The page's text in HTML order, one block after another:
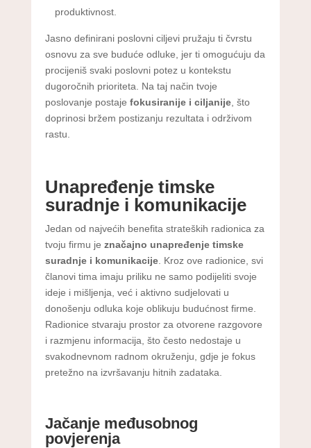
produktivnost.
Jasno definirani poslovni ciljevi pružaju ti čvrstu
osnovu za sve buduće odluke, jer ti omogućuju da
procijeniš svaki poslovni potez u kontekstu
dugoročnih prioriteta. Na taj način tvoje
poslovanje postaje fokusiranije i ciljanije, što
doprinosi bržem postizanju rezultata i održivom
rastu.
Unapređenje timske
suradnje i komunikacije
Jedan od najvećih benefita strateških radionica za
tvoju firmu je značajno unapređenje timske
suradnje i komunikacije. Kroz ove radionice, svi
članovi tima imaju priliku ne samo podijeliti svoje
ideje i mišljenja, već i aktivno sudjelovati u
donošenju odluka koje oblikuju budućnost firme.
Radionice stvaraju prostor za otvorene razgovore
i razmjenu informacija, što često nedostaje u
svakodnevnom radnom okruženju, gdje je fokus
pretežno na izvršavanju hitnih zadataka.
Jačanje međusobnog
povjerenja